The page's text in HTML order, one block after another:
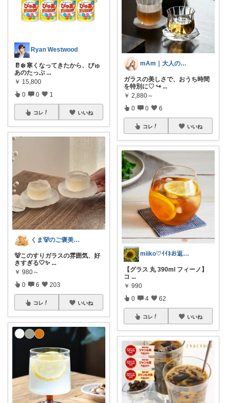
Ryan Westwood
🥛❄️ 寒くなってきたから、ぴゅ
あのたっぷ ...
￥ 15,800
0 0 1
コレ いいね
くま🐻のご褒美ROOM🍯
🐻このすりガラスの雰囲気、好
きすぎる🤍✨ ...
￥ 980～
0 6 203
コレ いいね
mAm｜大人のご褒美セレクト
ガラスの美しさで、おうち時間
を特別に♡ ↪ ...
￥ 2,880～
0 0 6
コレ いいね
miiko♡ｲｲﾈお返し遅れ気味です🙏
【グラス 丸 390ml フィーノ】
コ ...
￥ 990
0 4 62
コレ いいね